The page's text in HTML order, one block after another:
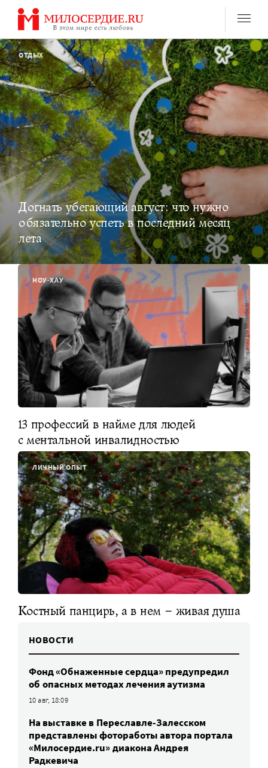
Перейти
содержанию
ОТДЫХ
Догнать убегающий август: что нужно
обязательно успеть в последний месяц
лета
НОУ-ХАУ
13 профессий в найме для людей
с ментальной инвалидностью
ЛИЧНЫЙ ОПЫТ
Костный панцирь, а в нем – живая душа
НОВОСТИ
Фонд «Обнаженные сердца» предупредил
об опасных методах лечения аутизма
10 авг, 18:09
На выставке в Переславле-Залесском
представлены фотоработы автора портала
«Милосердие.ru» диакона Андрея
Радкевича